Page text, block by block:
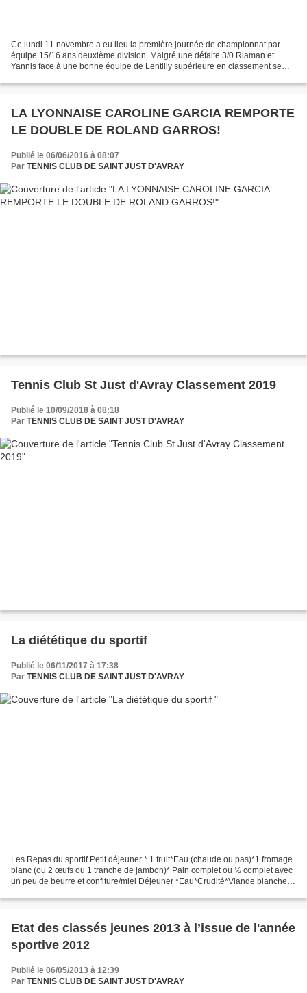
Ce lundi 11 novembre a eu lieu la première journée de championnat par
équipe 15/16 ans deuxième division. Malgré une défaite 3/0 Riaman et
Yannis face à une bonne équipe de Lentilly supérieure en classement se
LA LYONNAISE CAROLINE GARCIA REMPORTE
LE DOUBLE DE ROLAND GARROS!
Publié le 06/06/2016 à 08:07
Par TENNIS CLUB DE SAINT JUST D'AVRAY
Tennis Club St Just d'Avray Classement 2019
Publié le 10/09/2018 à 08:18
Par TENNIS CLUB DE SAINT JUST D'AVRAY
La diététique du sportif
Publié le 06/11/2017 à 17:38
Par TENNIS CLUB DE SAINT JUST D'AVRAY
Les Repas du sportif Petit déjeuner * 1 fruit*Eau (chaude ou pas)*1 fromage
blanc (ou 2 œufs ou 1 tranche de jambon)* Pain complet ou ½ complet avec
un peu de beurre et confiture/miel Déjeuner *Eau*Crudité*Viande blanche/
Etat des classés jeunes 2013 à l’issue de l'année
sportive 2012
Publié le 06/05/2013 à 12:39
Par TENNIS CLUB DE SAINT JUST D'AVRAY